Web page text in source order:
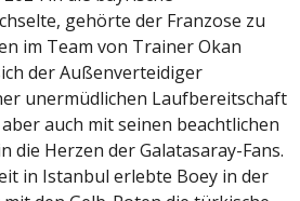
gehörte der Franzose zu
im Team von Trainer Okan
der Außenverteidiger
unermüdlichen Laufbereitschaft
auch mit seinen beachtlichen
die Herzen der Galatasaray-Fans.
in Istanbul erlebte Boey in der